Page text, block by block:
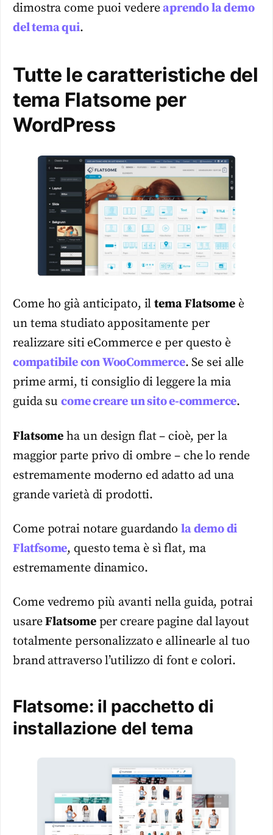
dimostra come puoi vedereaprendo la demo
del tema qui.
Tutte le caratteristiche del
tema Flatsome per
WordPress
Come ho già anticipato, iltema Flatsome è
un tema studiato appositamente per
realizzare siti eCommerce e per questo è
compatibile con WooCommerce. Se sei alle
prime armi, ti consiglio di leggere la mia
guida sucome creare un sito e-commerce.
Flatsome ha un design flat – cioè, per la
maggior parte privo di ombre – che lo rende
estremamente moderno ed adatto ad una
grande varietà di prodotti.
Come potrai notare guardandola demo di
Flatfsome, questo tema è sì flat, ma
estremamente dinamico.
Come vedremo più avanti nella guida, potrai
usareFlatsomeper creare pagine dal layout
totalmente personalizzato e allinearle al tuo
brand attraverso l’utilizzo di font e colori.
Flatsome: il pacchetto di
installazione del tema